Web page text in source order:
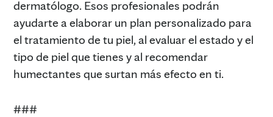
dermatólogo. Esos profesionales podrán
ayudarte a elaborar un plan personalizado para
el tratamiento de tu piel, al evaluar el estado y el
tipo de piel que tienes y al recomendar
humectantes que surtan más efecto en ti.
###